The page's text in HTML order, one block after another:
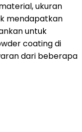
ukuran
mendapatkan
untuk
coating di
dari beberapa